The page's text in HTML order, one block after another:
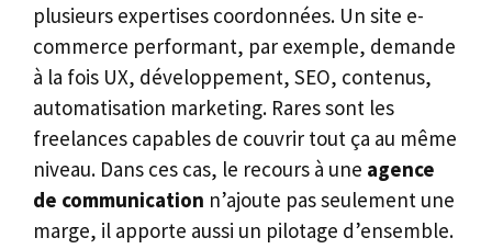
plusieurs expertises coordonnées. Un site e-
commerce performant, par exemple, demande
à la fois UX, développement, SEO, contenus,
automatisation marketing. Rares sont les
freelances capables de couvrir tout ça au même
niveau. Dans ces cas, le recours à une agence
de communication n’ajoute pas seulement une
marge, il apporte aussi un pilotage d’ensemble.